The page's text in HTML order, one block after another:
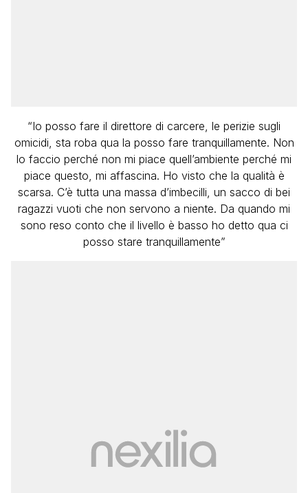
“Io posso fare il direttore di carcere, le perizie sugli
omicidi, sta roba qua la posso fare tranquillamente. Non
lo faccio perché non mi piace quell’ambiente perché mi
piace questo, mi affascina. Ho visto che la qualità è
scarsa. C’è tutta una massa d’imbecilli, un sacco di bei
ragazzi vuoti che non servono a niente. Da quando mi
sono reso conto che il livello è basso ho detto qua ci
posso stare tranquillamente”